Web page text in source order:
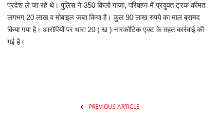
फोटो
वीडियो
प्रदेश ले जा रहे थे। पुलिस ने 350 किलो गांजा, परिवहन में प्रयुक्त ट्रक कीमत
लगभग 20 लाख व मोबाइल जब्त किया है। कुल 90 लाख रुपये का माल बरामद
किया गया है। आरोपियों पर धारा 20 ( ख ) नारकोटिक एक्ट के तहत कार्रवाई की
गई है।
PREVIOUS ARTICLE